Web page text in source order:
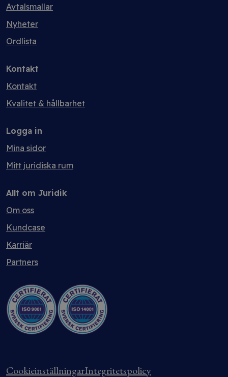
Avtalsmallar
Nyheter
Ordlista
Kontakt
Kontakt
Kvalitet & hållbarhet
Logga in
Mina sidor
Mitt juridiska rum
Allt om Juridik
Om oss
Kundcase
Karriär
Partners
CookieinställningarIntegritetspolicy